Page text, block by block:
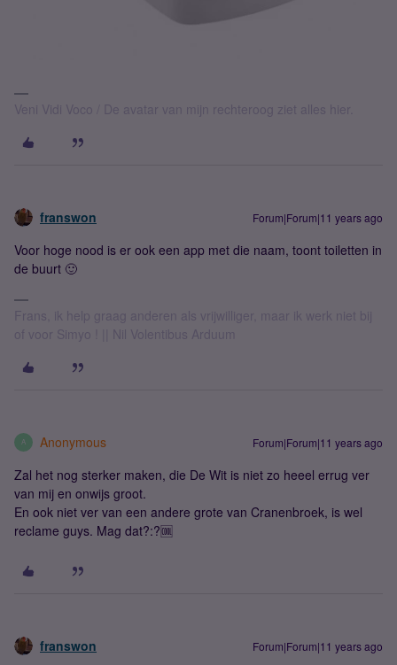
Veni Vidi Voco / De avatar van mijn rechteroog ziet alles hier.
franswon Forum|Forum|11 years ago
Voor hoge nood is er ook een app met die naam, toont toiletten in
de buurt 🙂
Frans, ik help graag anderen als vrijwilliger, maar ik werk niet bij
of voor Simyo ! || Nil Volentibus Arduum
A Anonymous Forum|Forum|11 years ago
Zal het nog sterker maken, die De Wit is niet zo heeel errug ver
van mij en onwijs groot.
En ook niet ver van een andere grote van Cranenbroek, is wel
reclame guys. Mag dat?:?🆒
franswon Forum|Forum|11 years ago